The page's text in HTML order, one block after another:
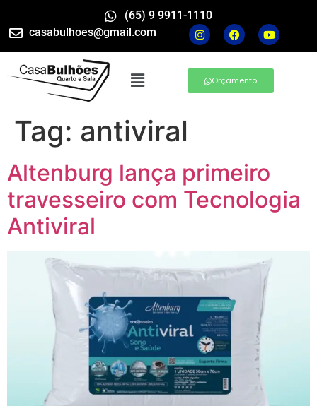
(65) 9 9911-1110
casabulhoes@gmail.com
Orçamento
Tag: antiviral
Altenburg lança primeiro
travesseiro com Tecnologia
Antiviral